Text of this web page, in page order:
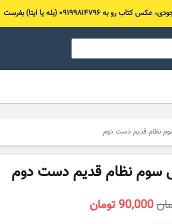
رو به ۰۹۱۹۹۸۱۴۷۹۶ (بله یا ایتا) بفرست
نظام قدیم دست دوم
سوم نظام قدیم دست دوم
قیمت
90,000 تومان